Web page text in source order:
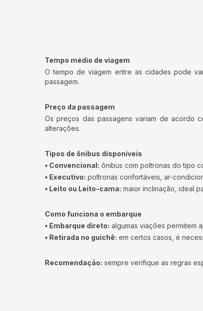
Tempo médio de viagem
O tempo de viagem entre as cidades pode
passagem.
Preço da passagem
Os preços das passagens variam de acordo
alterações.
Tipos de ônibus disponíveis
• Convencional: ônibus com poltronas do tipo
• Executivo: poltronas confortáveis, ar-
• Leito ou Leito-cama: maior inclinação, ideal
Como funciona o embarque
• Embarque direto: algumas viações permitem
• Retirada no guichê: em certos casos, é
Recomendação: sempre verifique as regras